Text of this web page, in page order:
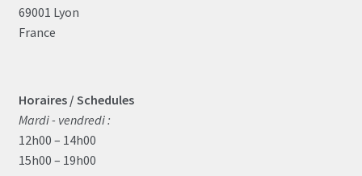
69001 Lyon
France
Horaires / Schedules
Mardi - vendredi :
12h00 – 14h00
15h00 – 19h00